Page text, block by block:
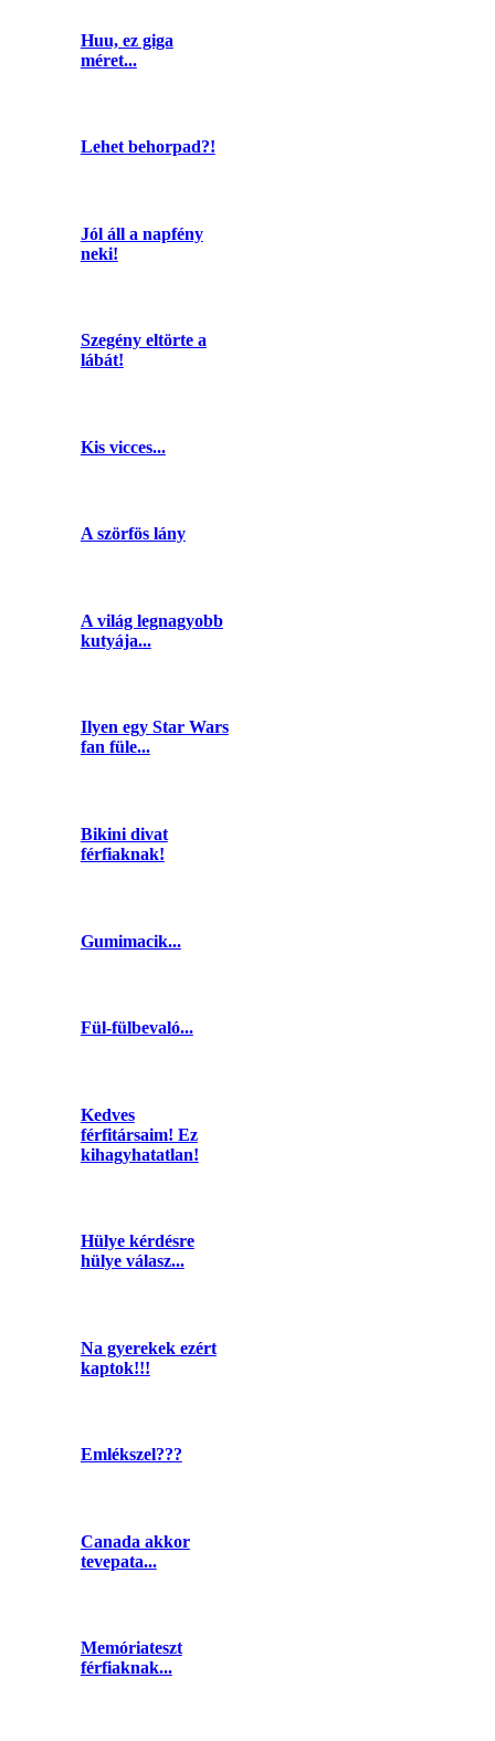
Huu, ez giga
méret...
Lehet behorpad?!
Jól áll a napfény
neki!
Szegény eltörte a
lábát!
Kis vicces...
A szörfös lány
A világ legnagyobb
kutyája...
Ilyen egy Star Wars
fan füle...
Bikini divat
férfiaknak!
Gumimacik...
Fül-fülbevaló...
Kedves
férfitársaim! Ez
kihagyhatatlan!
Hülye kérdésre
hülye válasz...
Na gyerekek ezért
kaptok!!!
Emlékszel???
Canada akkor
tevepata...
Memóriateszt
férfiaknak...